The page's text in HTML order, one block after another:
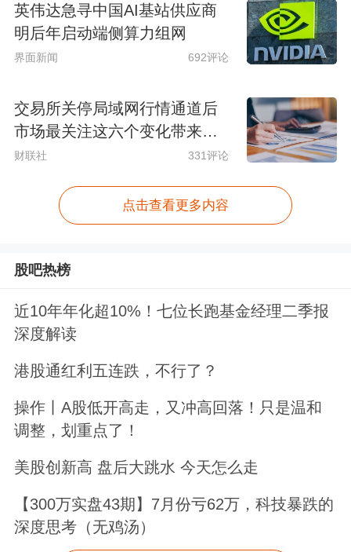
英伟达急寻中国AI基站供应商
明后年启动端侧算力组网
界面新闻 692评论
交易所关停局域网行情通道后
市场最关注这六个变化带来的
影响
财联社 331评论
点击查看更多内容
股吧热榜
近10年年化超10%！七位长跑基金经理二季报
深度解读
港股通红利五连跌，不行了？
操作丨A股低开高走，又冲高回落！只是温和
调整，划重点了！
美股创新高 盘后大跳水 今天怎么走
【300万实盘43期】7月份亏62万，科技暴跌的
深度思考（无鸡汤）